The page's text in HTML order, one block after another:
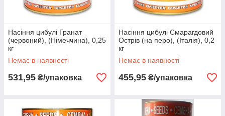
Насіння цибулі Гранат
(червоний), (Німеччина), 0,25
кг
Немає в наявності
531,95 ₴/упаковка
Насіння цибулі Смарагдовий
Острів (на перо), (Італія), 0,2
кг
Немає в наявності
455,95 ₴/упаковка